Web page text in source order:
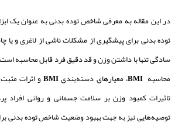
در این مقاله به معرفی شاخص توده بدنی به عنوان یک
توده بدنی برای پیشگیری از مشکلات ناشی از لاغری و
سادگی تنها با داشتن وزن و قد دقیق فرد قابل محاسبه
محاسبه BMI ، معیارهای دسته‌بندیBMI
و اثرات
تاثیرات کمبود وزن بر سلامت جسمانی و روانی افراد
توصیه‌هایی نیز به جهت بهبود وضعیت شاخص توده بدنی